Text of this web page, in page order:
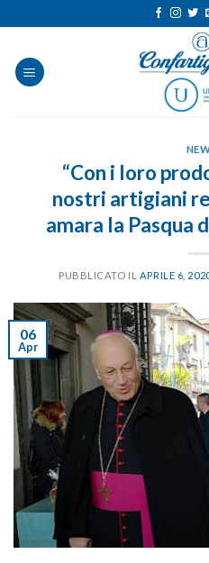
ai
contenuti
“Con i loro
nostri artigiani
amara la Pasqua
PUBBLICATO IL APRILE 6,
06
Apr